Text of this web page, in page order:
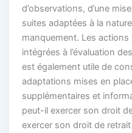
d’observations, d’une
suites adaptées à la
manquement. Les
intégrées à l’évaluation
est également utile de
adaptations mises en
supplémentaires et
peut-il exercer son droit
exercer son droit de